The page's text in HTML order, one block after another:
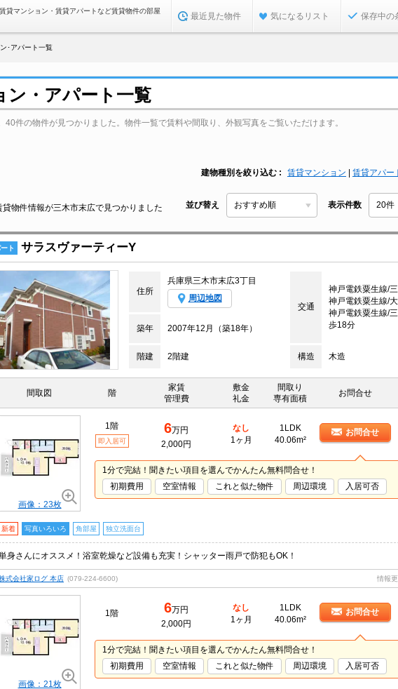
貸マンション・賃貸アパートなど賃貸物件の部屋
最近見た物件 気になるリスト 保存中の
･アパート一覧
ン・アパート一覧
件の物件が見つかりました。物件一覧で賃料や間取り、外観写真をご覧いただけます。
建物種別を絞り込む 賃貸マンション 賃貸アパー
貸物件情報が三木市末広で見つかりました 並び替え 表示件数
ト サラスヴァーティーY
住所
兵庫県三木市末広3丁目
周辺地図
交通
神戸電鉄粟生線/
神戸電鉄粟生線/
神戸電鉄粟生線/
歩18分
築年 2007年12月（築18年）
階建 2階建 構造 木造
間取図 階
家賃
管理費
敷金
礼金
間取り
専有面積
お問合せ
画像：23枚
1階
即入居可
6万円
2,000円
なし
1ヶ月
1LDK
40.06m²
お問合せ
1分で完結！聞きたい項目を選んでかんたん無料問合せ！
初期費用
空室情報 これと似た物件 周辺環境 入居可否
新着 写真いろいろ 角部屋 独立洗面台
身さんにオススメ！浴室乾燥など設備も充実！シャッター雨戸で防犯もOK！
式会社家ログ 本店 (079-224-6600) 情報
画像：21枚
1階 6万円
2,000円
なし
1ヶ月
1LDK
40.06m²
お問合せ
1分で完結！聞きたい項目を選んでかんたん無料問合せ！
初期費用
空室情報 これと似た物件 周辺環境 入居可否